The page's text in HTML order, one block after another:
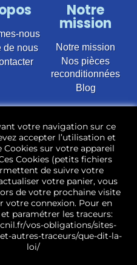
nous
de nous
Notre
mission
Notre mission
Nos pièces
reconditionnées
Blog
et modèles. Plus de
Sèche-linge, Lave-
Cuisinières, Plaques de
aspirateurs,
Téléviseur.)
révisées, testées pas nos
dans notre dépôt.
votre navigation sur ce
accepter l’utilisation et
Cookies sur votre appareil
Cookies (petits fichiers
de suivre votre
votre panier, vous
de votre prochaine visite
votre connexion. Pour en
paramétrer les traceurs:
vos-obligations/sites-
autres-traceurs/que-dit-la-
loi/